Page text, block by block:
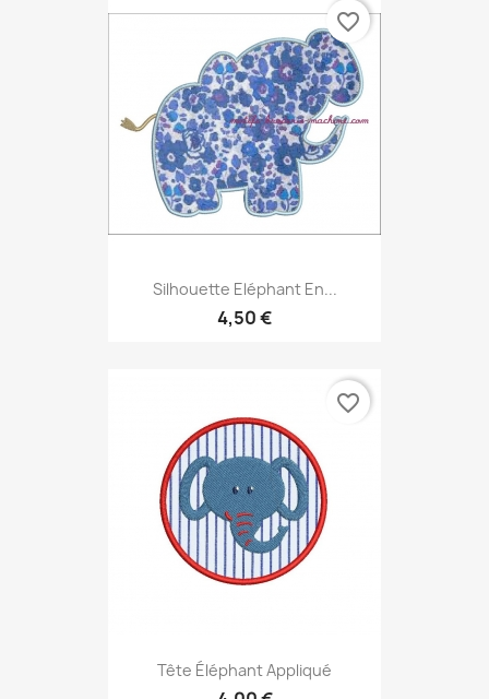
Silhouette Eléphant En...
4,50 €
favorite_border
Tête Éléphant Appliqué
favorite_border